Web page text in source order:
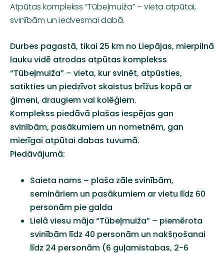
Atpūtas komplekss “Tūbeļmuiža” –vieta atpūtai,
svinībām un iedvesmai dabā.
Durbes pagastā, tikai 25 km no Liepājas, mierpilnā
lauku vidē atrodas atpūtas komplekss
“Tūbeļmuiža” – vieta, kur svinēt, atpūsties,
satikties un piedzīvot skaistus brīžus kopā ar
ģimeni, draugiemvai kolēģiem.
Komplekss piedāvā plašas iespējas gan
svinībām, pasākumiem un nometnēm, gan
mierīgai atpūtai dabas tuvumā.
Piedāvājumā:
Saieta nams – plaša zāle svinībām,
semināriem un pasākumiem arvietu līdz 60
personām pie galda
Lielā viesu māja “Tūbeļmuiža” – piemērota
svinībām līdz 40 personām un nakšņošanai
līdz 24 personām (6 guļamistabas, 2-6